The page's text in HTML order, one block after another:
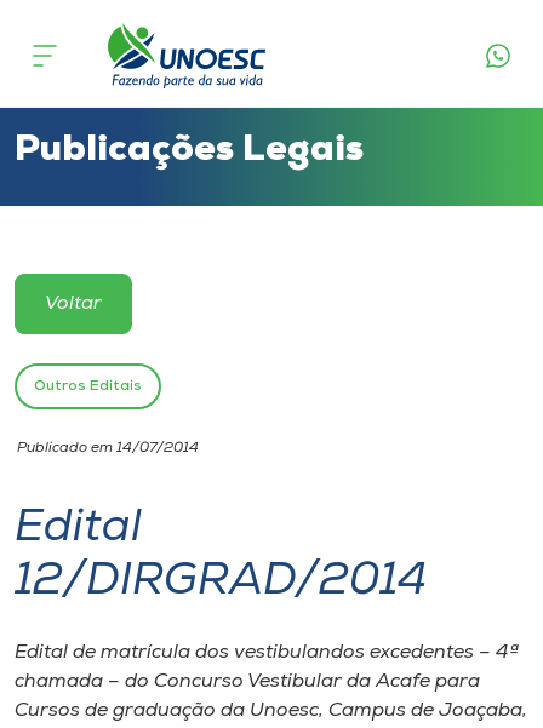
Cursos
Atendimento ao Estudante
Portal de Ensino
Unoesc
Internacionalização
I.nova
Diplomados
Publicações Legais
Voltar
Outros Editais
Publicado em 14/07/2014
Edital
12/DIRGRAD/2014
Edital de matrícula dos vestibulandos excedentes – 4ª
chamada – do Concurso Vestibular da Acafe para
Cursos de graduação da Unoesc, Campus de Joaçaba,